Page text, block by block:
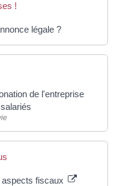
!
légale ?
de l'entreprise
fiscaux